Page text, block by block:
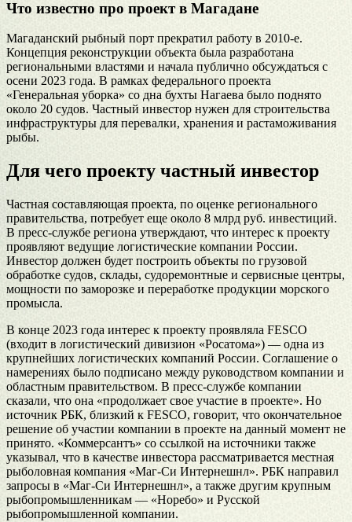
Что известно про проект в Магадане
Магаданский рыбный порт прекратил работу в 2010-е.
Концепция реконструкции объекта была разработана
региональными властями и начала публично обсуждаться с
осени 2023 года. В рамках федерального проекта
«Генеральная уборка» со дна бухты Нагаева было поднято
около 20 судов. Частный инвестор нужен для строительства
инфраструктуры для перевалки, хранения и растаможивания
рыбы.
Для чего проекту частный инвестор
Частная составляющая проекта, по оценке регионального
правительства, потребует еще около 8 млрд руб. инвестиций.
В пресс-службе региона утверждают, что интерес к проекту
проявляют ведущие логистические компании России.
Инвестор должен будет построить объекты по грузовой
обработке судов, склады, судоремонтные и сервисные центры,
мощности по заморозке и переработке продукции морского
промысла.
В конце 2023 года интерес к проекту проявляла FESCO
(входит в логистический дивизион «Росатома») — одна из
крупнейших логистических компаний России. Соглашение о
намерениях было подписано между руководством компании и
областным правительством. В пресс-службе компании
сказали, что она «продолжает свое участие в проекте». Но
источник РБК, близкий к FESCO, говорит, что окончательное
решение об участии компании в проекте на данный момент не
принято. «Коммерсантъ» со ссылкой на источники также
указывал, что в качестве инвестора рассматривается местная
рыболовная компания «Маг-Си Интернешнл». РБК направил
запросы в «Маг-Си Интернешнл», а также другим крупным
рыбопромышленникам — «Норебо» и Русской
рыбопромышленной компании.